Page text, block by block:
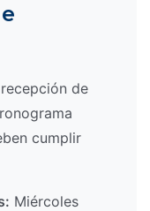
de
cumplir
Miércoles